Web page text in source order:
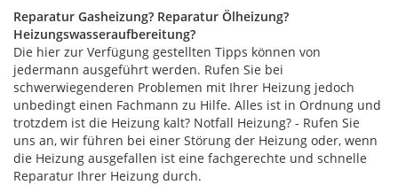
Reparatur Gasheizung? Reparatur Ölheizung?
Heizungswasseraufbereitung?
Die hier zur Verfügung gestellten Tipps können von
jedermann ausgeführt werden. Rufen Sie bei
schwerwiegenderen Problemen mit Ihrer Heizung jedoch
unbedingt einen Fachmann zu Hilfe. Alles ist in Ordnung und
trotzdem ist die Heizung kalt? Notfall Heizung? - Rufen Sie
uns an, wir führen bei einer Störung der Heizung oder, wenn
die Heizung ausgefallen ist eine fachgerechte und schnelle
Reparatur Ihrer Heizung durch.